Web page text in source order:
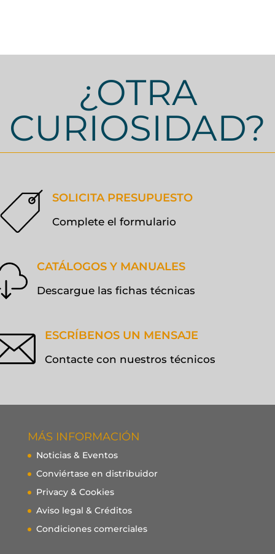
¿OTRA
CURIOSIDAD?
SOLICITA PRESUPUESTO
Complete el formulario
CATÁLOGOS Y MANUALES
Descargue las fichas técnicas
ESCRÍBENOS UN MENSAJE
Contacte con nuestros técnicos
MÁS INFORMACIÓN
Noticias & Eventos
Conviértase en distribuidor
Privacy & Cookies
Aviso legal & Créditos
Condiciones comerciales